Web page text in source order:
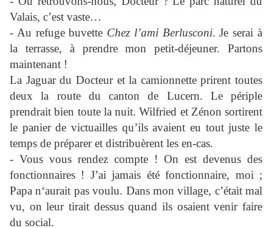
Valais, c’est vaste…
- Au refuge buvette Chez l’ami Berlusconi. Je serai à
la terrasse, à prendre mon petit-déjeuner. Partons
maintenant !
La Jaguar du Docteur et la camionnette prirent toutes
deux la route du canton de Lucern. Le périple
prendrait bien toute la nuit. Wilfried et Zénon sortirent
le panier de victuailles qu’ils avaient eu tout juste le
temps de préparer et distribuèrent les en-cas.
- Vous vous rendez compte ! On est devenus des
fonctionnaires ! J’ai jamais été fonctionnaire, moi ;
Papa n‘aurait pas voulu. Dans mon village, c’était mal
vu, on leur tirait dessus quand ils osaient venir faire
du social.